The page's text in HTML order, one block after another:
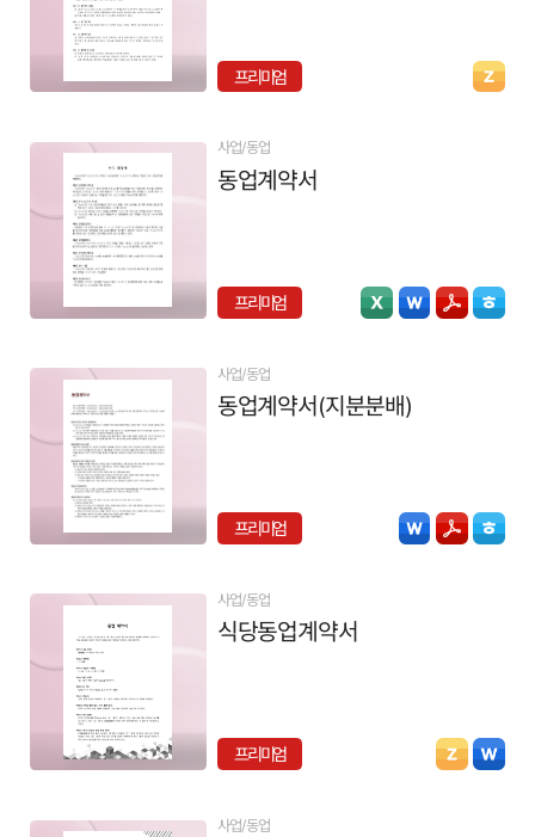
프리미엄
사업/동업
동업계약서
프리미엄
사업/동업
동업계약서(지분분배)
프리미엄
사업/동업
식당동업계약서
프리미엄
사업/동업